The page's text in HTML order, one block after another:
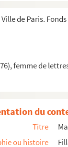
de Paris.
femme de
du
Titre
ou histoire